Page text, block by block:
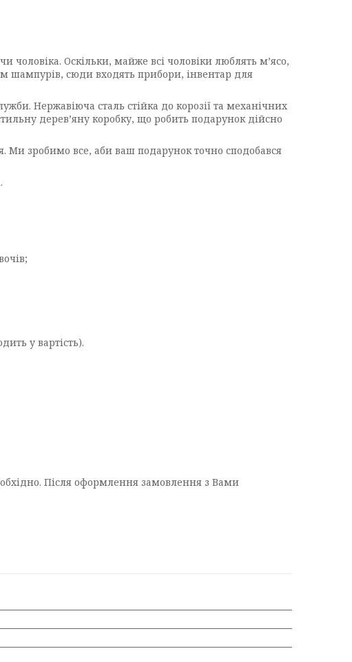
Оскільки, майже всі чоловіки люблять м’ясо,
шампурів, сюди входять прибори, інвентар для
Нержавіюча сталь стійка до корозії та механічних
дерев’яну коробку, що робить подарунок дійсно
Ми зробимо все, аби ваш подарунок точно сподобався
у вартість).
Після оформлення замовлення з Вами